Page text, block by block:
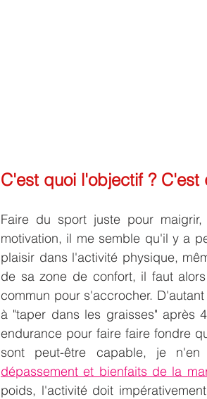
C'est quoi l'objectif ? C'est
Faire du sport juste pour
motivation, il me semble qu'il y a
plaisir dans l'activité physique,
de sa zone de confort, il faut
commun pour s'accrocher.
à "taper dans les graisses" après
endurance pour faire faire fondre
sont peut-être capable, je
dépassement et bienfaits de la
poids, l'activité doit